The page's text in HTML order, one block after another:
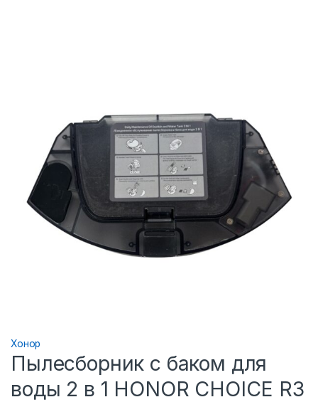
Хонор
Пылесборник с баком для
воды 2 в 1 HONOR CHOICE R3